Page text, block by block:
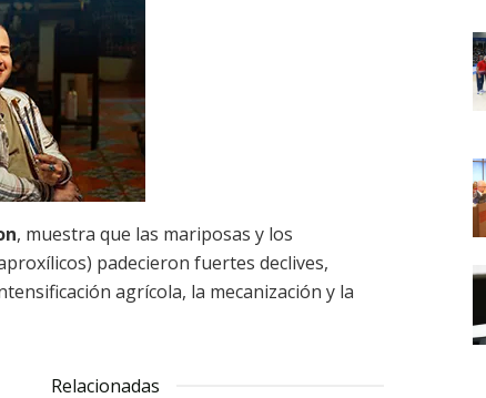
, muestra que las mariposas y los
padecieron fuertes declives,
agrícola, la mecanización y la
Relacionadas